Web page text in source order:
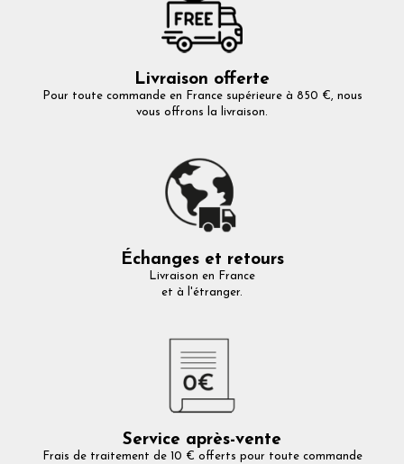
Livraison offerte
Pour toute commande en France supérieure à 850 €, nous
vous offrons la livraison.
Échanges et retours
Livraison en France
et à l'étranger.
Service après-vente
Frais de traitement de 10 € offerts pour toute commande